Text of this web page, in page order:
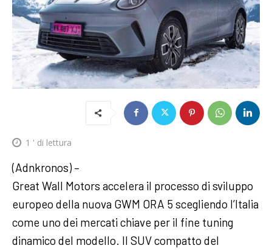
1 ' di lettura
(Adnkronos) –
Great Wall Motors accelera il processo di sviluppo
europeo della nuova GWM ORA 5 scegliendo l’Italia
come uno dei mercati chiave per il fine tuning
dinamico del modello. Il SUV compatto del